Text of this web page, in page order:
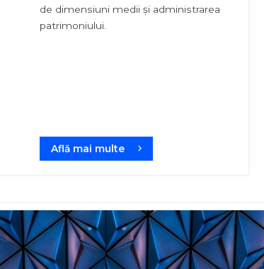
de dimensiuni medii și administrarea
patrimoniului.
Află mai multe